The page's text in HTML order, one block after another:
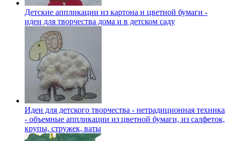
Детские аппликации из картона и цветной бумаги -
идеи для творчества дома и в детском саду
Идеи для детского творчества - нетрадиционная техника
- объемные аппликации из цветной бумаги, из салфеток,
крупы, стружек, ваты